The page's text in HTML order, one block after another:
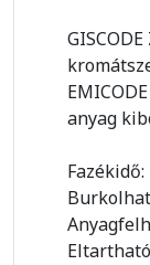
EMICODE
anyag